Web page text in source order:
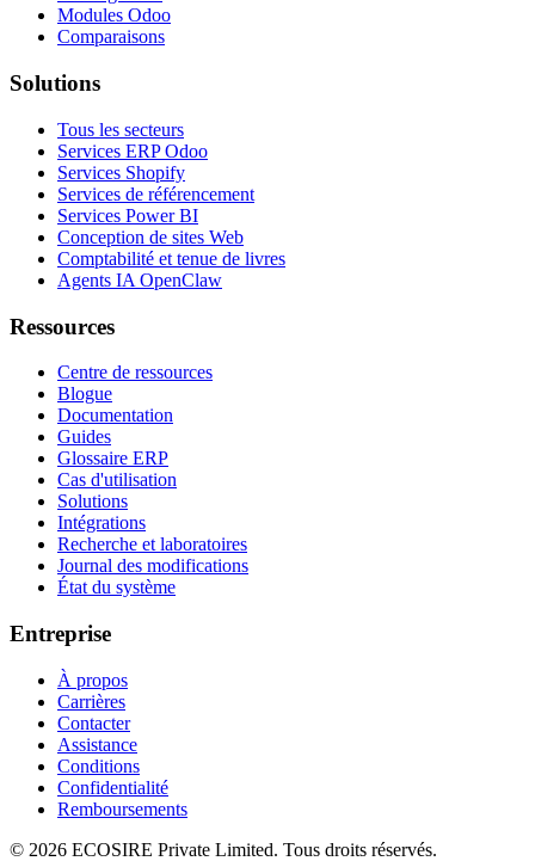
Modules Odoo
Comparaisons
Solutions
Tous les secteurs
Services ERP Odoo
Services Shopify
Services de référencement
Services Power BI
Conception de sites Web
Comptabilité et tenue de livres
Agents IA OpenClaw
Ressources
Centre de ressources
Blogue
Documentation
Guides
Glossaire ERP
Cas d'utilisation
Solutions
Intégrations
Recherche et laboratoires
Journal des modifications
État du système
Entreprise
À propos
Carrières
Contacter
Assistance
Conditions
Confidentialité
Remboursements
© 2026 ECOSIRE Private Limited. Tous droits réservés.